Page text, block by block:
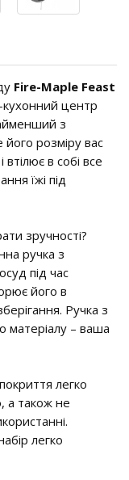
Fire-Maple Feast
кухонний центр
з
його розміру вас
в собі все
їжі під
зручності?
ручка з
під час
його в
Ручка з
матеріалу – ваша
легко
а також не
легко